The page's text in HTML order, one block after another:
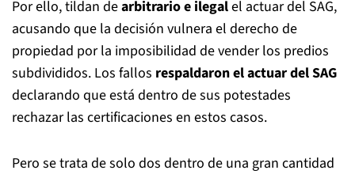
Por ello, tildan dearbitrario e ilegalel actuar del SAG,
acusando que la decisión vulnera el derecho de
propiedad por la imposibilidad de vender los predios
subdivididos. Los fallos respaldaron el actuar del SAG
declarando que está dentro de sus potestades
rechazar las certificaciones en estos casos.
Pero se trata de solo dos dentro de una gran cantidad